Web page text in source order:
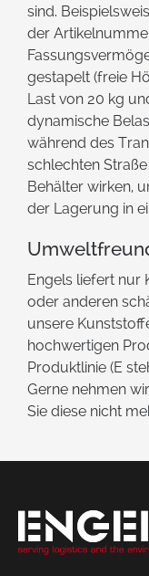
sind.
der
gestapelt (freie
Last von 20 kg
dynamische
während des
schlechten
Behälter wirken,
der Lagerung in
Engels liefert nur
oder anderen
unsere
hochwertigen
Produktlinie (E
Gerne nehmen
Sie diese nicht